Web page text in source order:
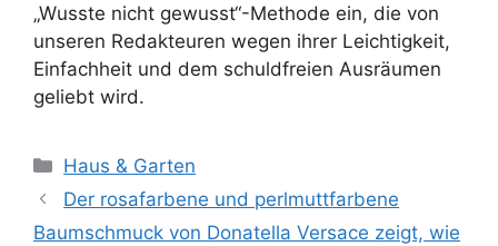
„Wusste nicht gewusst“-Methode ein, die von
unseren Redakteuren wegen ihrer Leichtigkeit,
Einfachheit und dem schuldfreien Ausräumen
geliebt wird.
Kategorien
Haus & Garten
Der rosafarbene und perlmuttfarbene
Baumschmuck von Donatella Versace zeigt, wie